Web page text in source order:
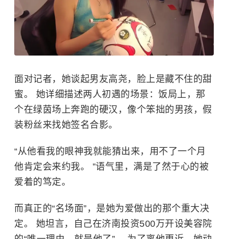
面对记者，她谈起男友高尧，脸上是藏不住的甜
蜜。 她详细描述两人初遇的场景：饭局上，那
个在绿茵场上奔跑的硬汉，像个笨拙的男孩，假
装粉丝来找她签名合影。
“从他看我的眼神我就能猜出来，用不了一个月
他肯定会来约我。 ”语气里，满是了然于心的被
爱着的笃定。
而真正的“名场面”，是她为爱做出的那个重大决
定。 她坦言，自己在济南投资500万开设美容院